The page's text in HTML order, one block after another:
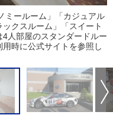
ミールーム」「カジュアル
クスルーム」「スイート
人部屋のスタンダードルー
時に公式サイトを参照し